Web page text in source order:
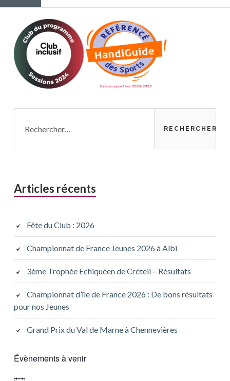
articles
Page
précédente
Articles récents
Fête du Club : 2026
Championnat de France Jeunes 2026 à Albi
3ème Trophée Echiquéen de Créteil – Résultats
Championnat d’île de France 2026 : De bons résultats
pour nos Jeunes
Grand Prix du Val de Marne à Chennevières
Évènements à venir